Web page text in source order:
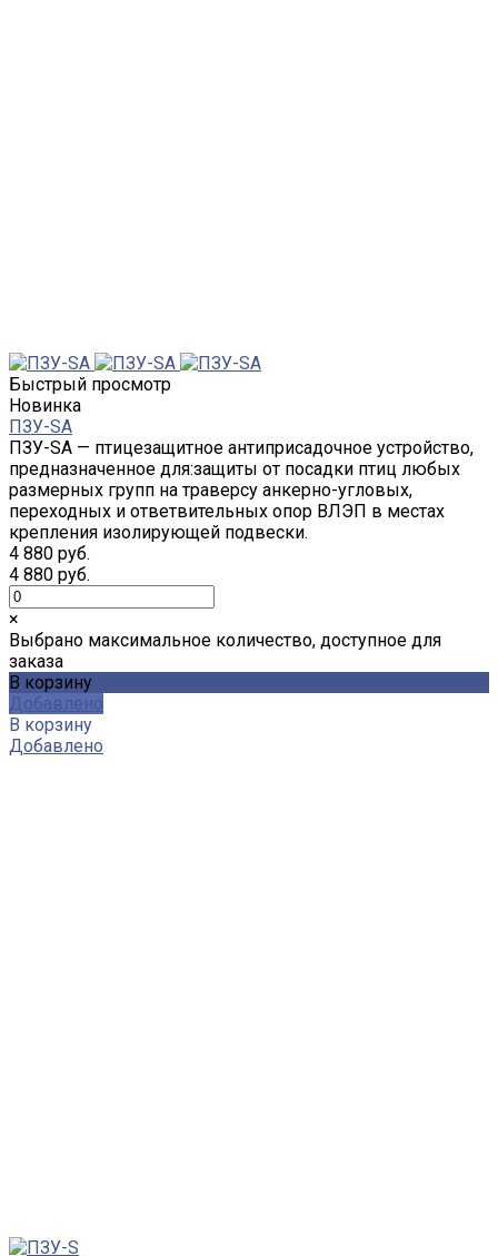
Быстрый просмотр
Новинка
ПЗУ-SА
ПЗУ-SА — птицезащитное антиприсадочное устройство,
предназначенное для:защиты от посадки птиц любых
размерных групп на траверсу анкерно-угловых,
переходных и ответвительных опор ВЛЭП в местах
крепления изолирующей подвески.
4 880 руб.
4 880 руб.
×
Выбрано максимальное количество, доступное для
заказа
В корзину
Добавлено
В корзину
Добавлено